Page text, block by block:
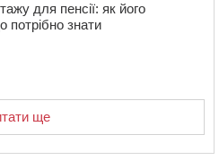
для пенсії: як його
потрібно знати
ще